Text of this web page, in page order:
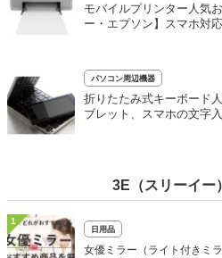
モバイルプリンター人気
ー・エプソン】スマホ対
パソコン周辺機器
折りたたみ式キーボード
ブレット、スマホの文字
3E（スリーイー
1
日用品
女優ミラー（ライト付きミ